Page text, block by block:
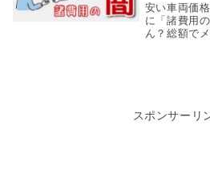
安い車両価
に「諸費用
ん？総額で
いうの事が
スポンサーリ